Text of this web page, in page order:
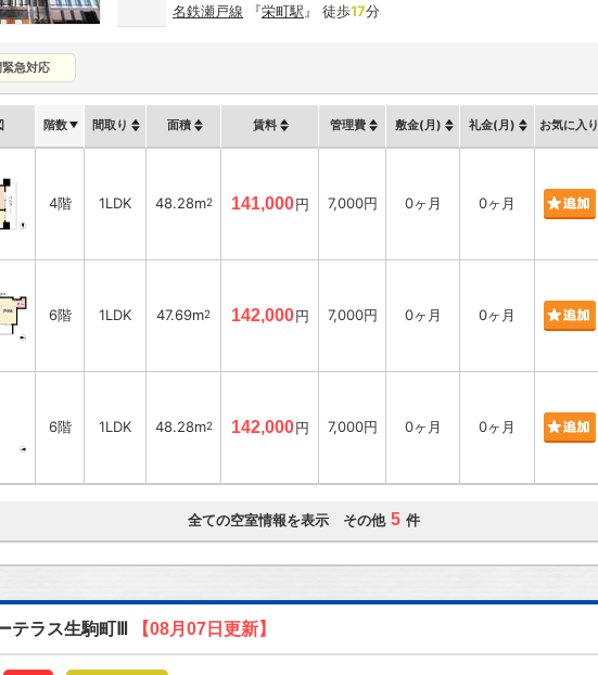
名鉄瀬戸線 『栄町駅 』 徒歩17分
急対応
階数 間取り 面積 賃料 管理費 敷金(月) 礼金(月) お気に入り
4階 1LDK 48.28m2 141,000円 7,000円 0ヶ月 0ヶ月
6階 1LDK 47.69m2 142,000円 7,000円 0ヶ月 0ヶ月
6階 1LDK 48.28m2 142,000円 7,000円 0ヶ月 0ヶ月
全ての空室情報を表示 その他 5 件
テラス生駒町Ⅲ 【08月07日更新】